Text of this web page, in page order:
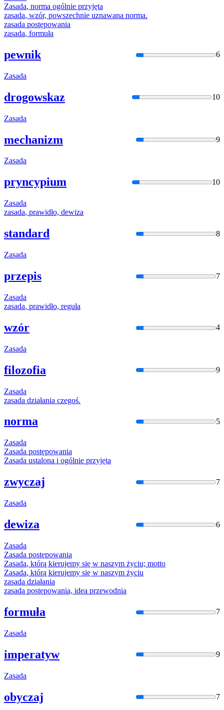
Zasada, norma ogólnie przyjęta
zasada, wzór, powszechnie uznawana norma.
zasada postępowania
zasada, formuła
pewnik 6
Zasada
drogowskaz 10
Zasada
mechanizm 9
Zasada
pryncypium 10
Zasada
zasada, prawidło, dewiza
standard 8
Zasada
przepis 7
Zasada
zasada, prawidło, reguła
wzór 4
Zasada
filozofia 9
Zasada
zasada działania czegoś.
norma 5
Zasada
Zasada postępowania
Zasada ustalona i ogólnie przyjęta
zwyczaj 7
Zasada
dewiza 6
Zasada
Zasada postępowania
Zasada, którą kierujemy się w naszym życiu; motto
Zasada, którą kierujemy się w naszym życiu
zasada działania
zasada postępowania, idea przewodnia
formuła 7
Zasada
imperatyw 9
Zasada
obyczaj 7